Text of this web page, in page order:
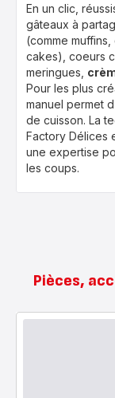
En un clic,
gâteaux à
(comme
cakes), coeurs
meringues,
Pour les plus
manuel permet
de cuisson. La
Factory Délices
une expertise
les coups.
Pièces,